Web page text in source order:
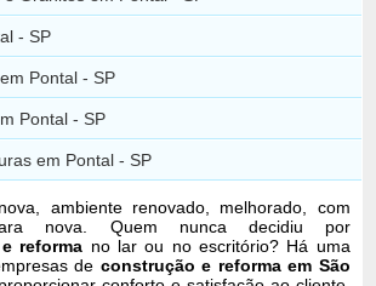
- SP
Pontal - SP
Pontal - SP
em Pontal - SP
ambiente renovado, melhorado, com
nova. Quem nunca decidiu por
reforma no lar ou no escritório? Há uma
de construção e reforma em São